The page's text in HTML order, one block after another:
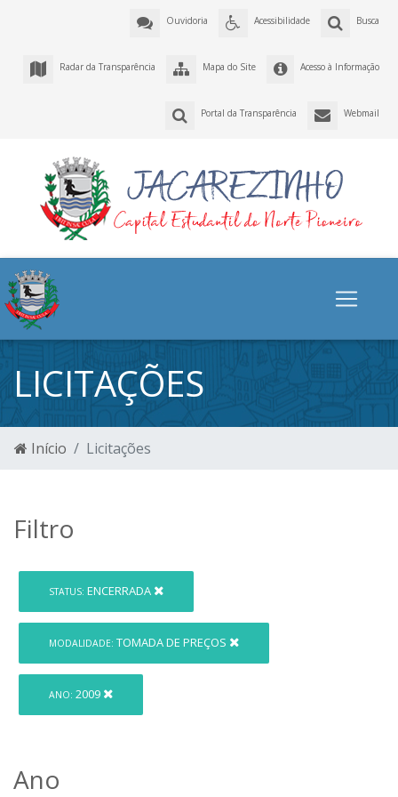
Busca
Acessibilidade
Ouvidoria
Acesso à Informação
Mapa do Site
Radar da Transparência
Webmail
Portal da Transparência
LICITAÇÕES
Início Licitações
Filtro
STATUS: ENCERRADA
MODALIDADE: TOMADA DE PREÇOS
ANO: 2009
Ano